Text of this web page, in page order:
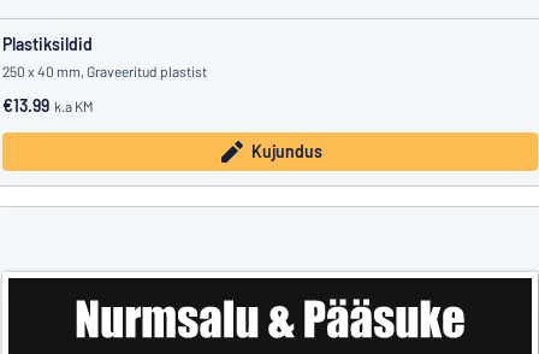
Plastiksildid
250 x 40 mm, Graveeritud plastist
€13.99 k.a KM
Kujundus